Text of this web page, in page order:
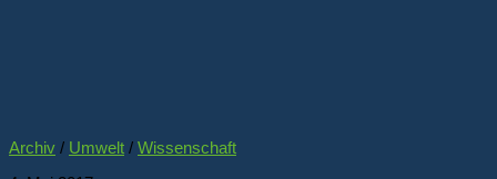
Archiv / Umwelt / Wissenschaft